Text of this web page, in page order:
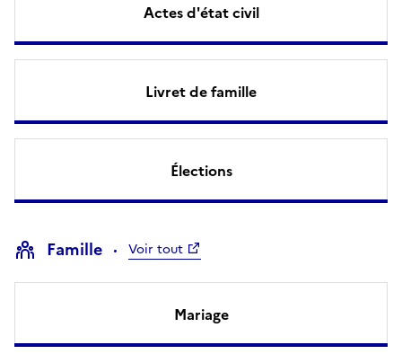
Actes d'état civil
Livret de famille
Élections
Famille Voir tout
Mariage